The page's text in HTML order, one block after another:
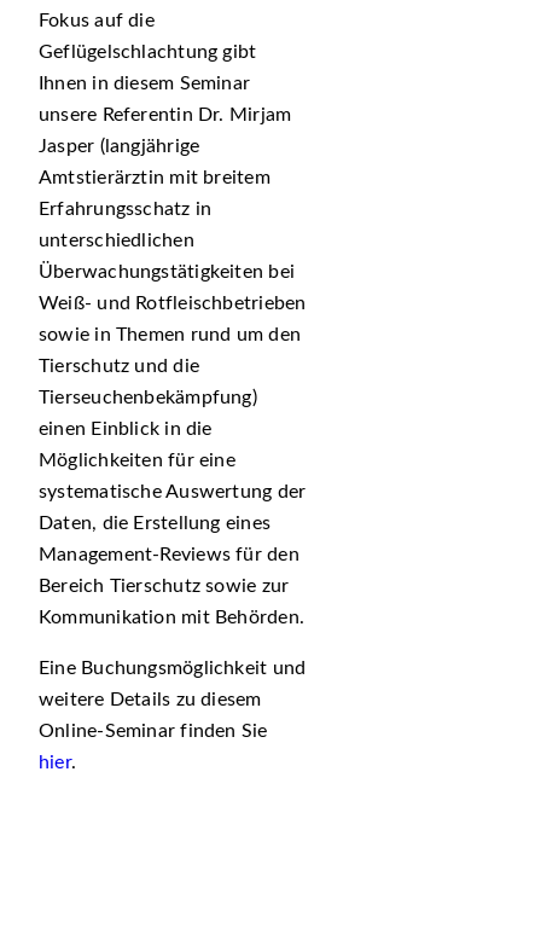
Fokus auf die
Geflügelschlachtung gibt
Ihnen in diesem Seminar
unsere Referentin Dr. Mirjam
Jasper (langjährige
Amtstierärztin mit breitem
Erfahrungsschatz in
unterschiedlichen
Überwachungstätigkeiten bei
Weiß- und Rotfleischbetrieben
sowie in Themen rund um den
Tierschutz und die
Tierseuchenbekämpfung)
einen Einblick in die
Möglichkeiten für eine
systematische Auswertung der
Daten, die Erstellung eines
Management-Reviews für den
Bereich Tierschutz sowie zur
Kommunikation mit Behörden.
Eine Buchungsmöglichkeit und
weitere Details zu diesem
Online-Seminar finden Sie
hier.